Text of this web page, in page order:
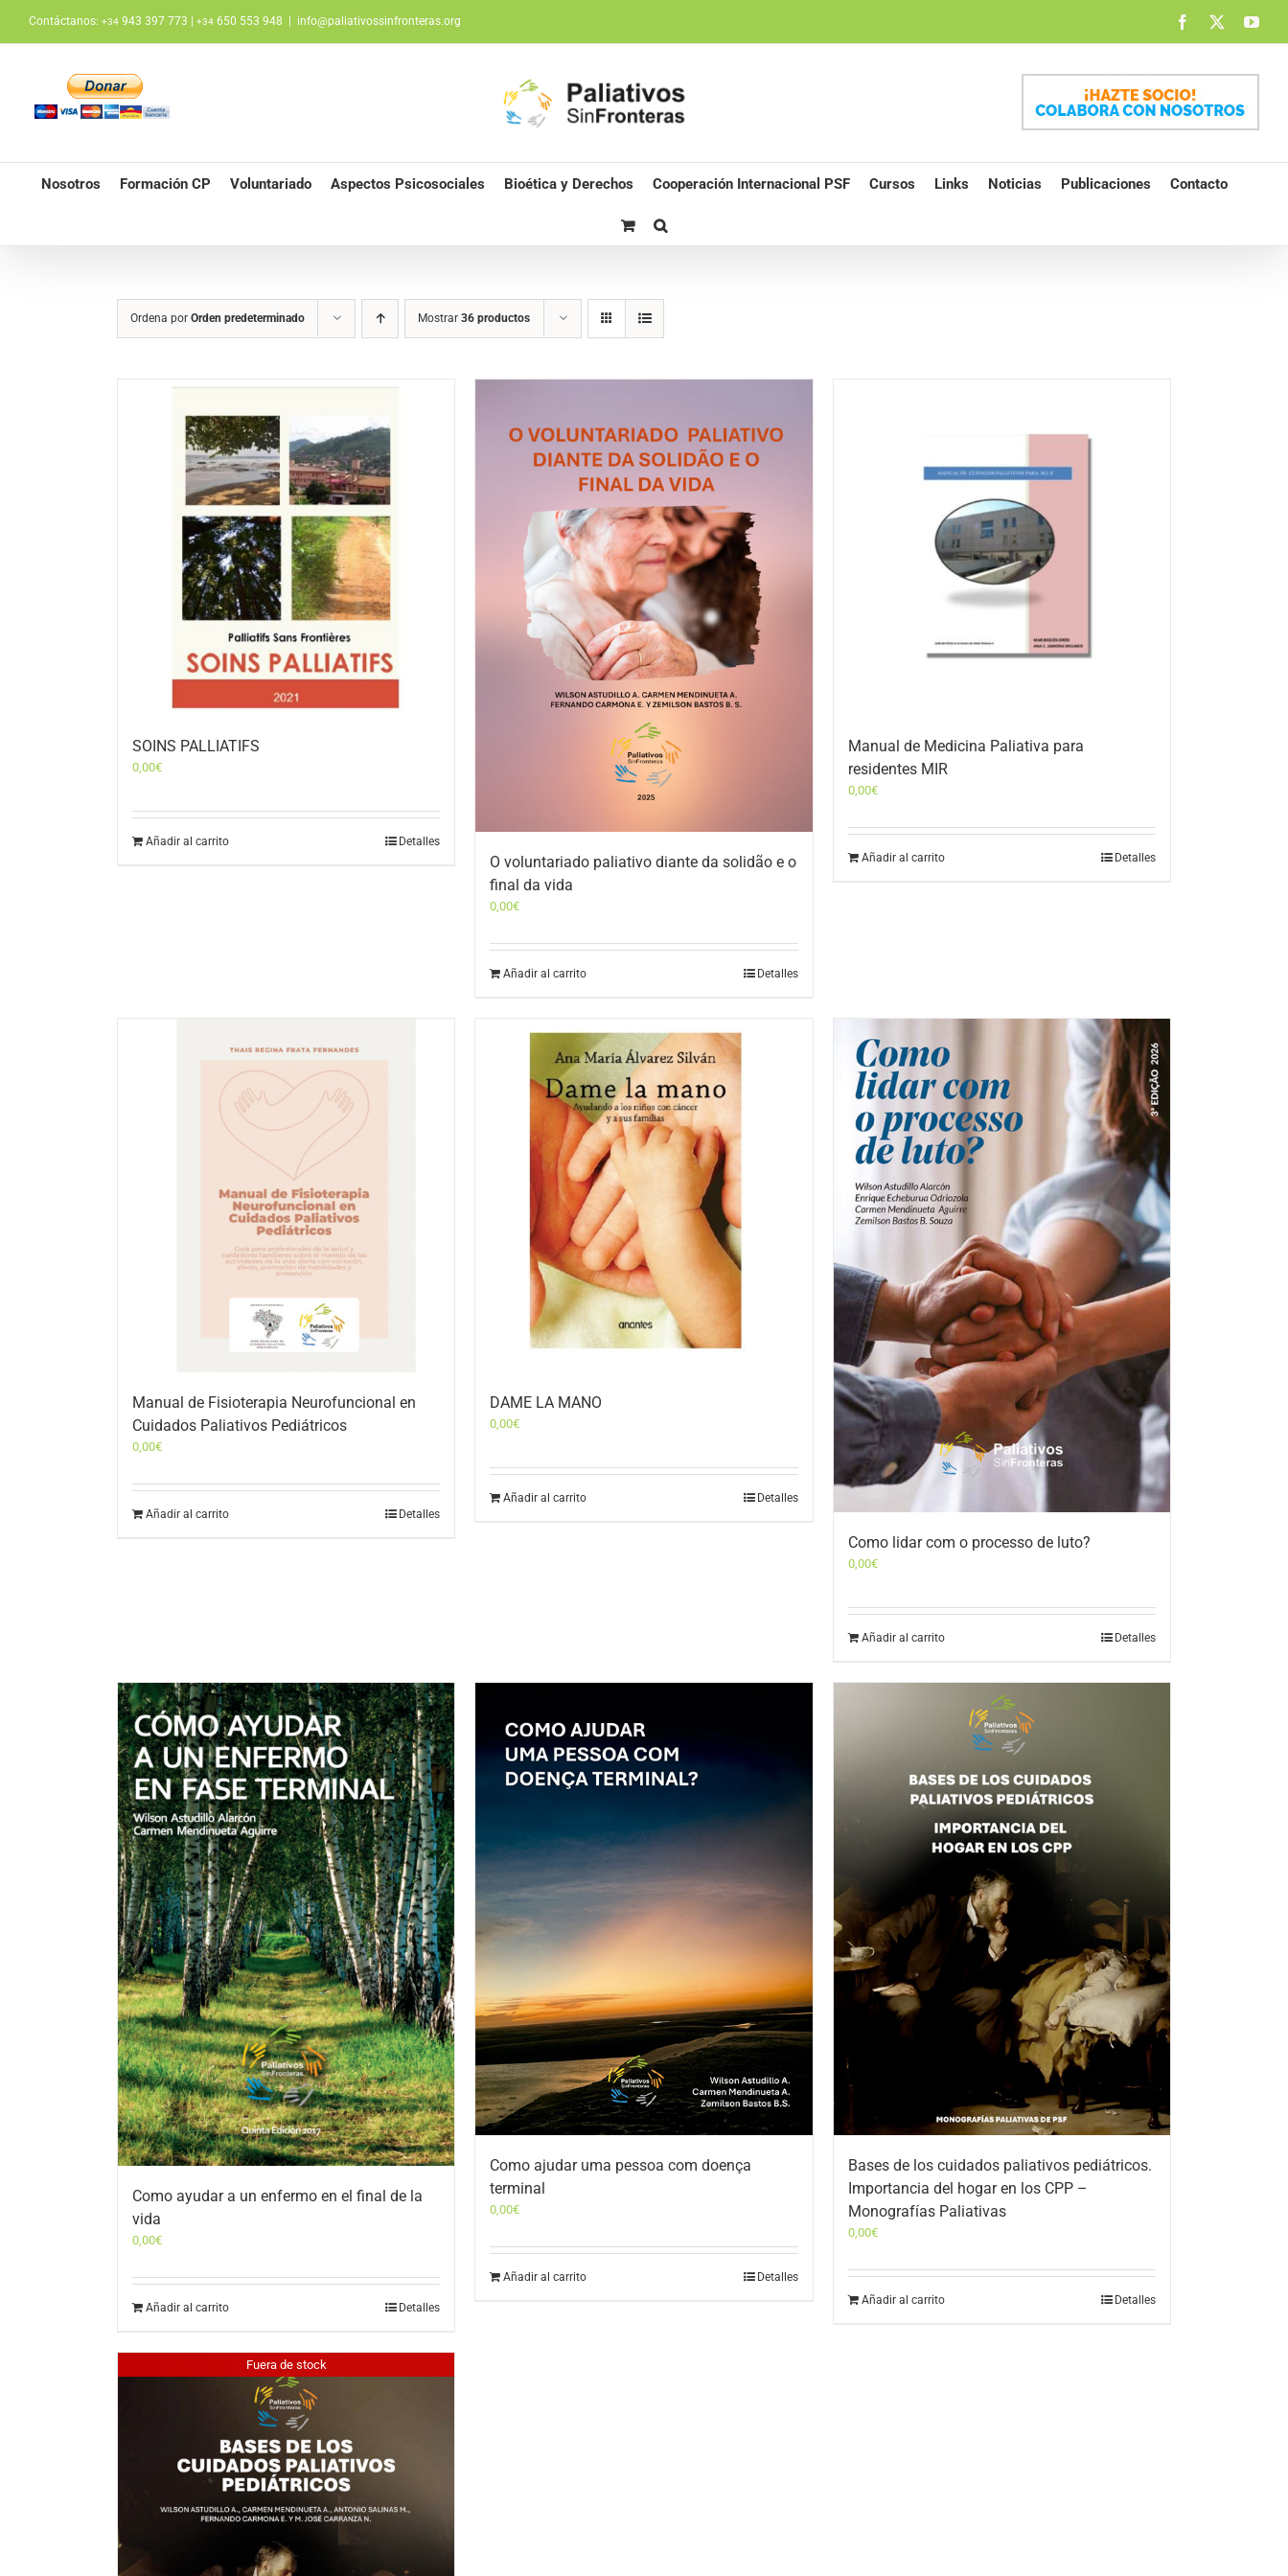
contenido
Contáctanos: +34 943 397 773 | +34 650 553 948 info@paliativossinfronteras.org Facebook
Nosotros Formación CP Voluntariado Aspectos Psicosociales Bioética y Derechos Cooperación Internacional PSF Cursos Links Noticias Publicaciones Contacto
Ordena por Orden predeterminado Mostrar 36 productos
SOINS PALLIATIFS
0,00€
Añadir al carrito Detalles
O voluntariado paliativo diante da solidão e o
final da vida
0,00€
Añadir al carrito Detalles
Manual de Medicina Paliativa para
residentes MIR
0,00€
Añadir al carrito Detalles
Manual de Fisioterapia Neurofuncional en
Cuidados Paliativos Pediátricos
0,00€
Añadir al carrito Detalles
DAME LA MANO
0,00€
Añadir al carrito Detalles
Como lidar com o processo de luto?
0,00€
Añadir al carrito Detalles
Como ayudar a un enfermo en el final de la
vida
0,00€
Añadir al carrito Detalles
Como ajudar uma pessoa com doença
terminal
0,00€
Añadir al carrito Detalles
Bases de los cuidados paliativos pediátricos.
Importancia del hogar en los CPP –
Monografías Paliativas
0,00€
Añadir al carrito Detalles
Fuera de stock